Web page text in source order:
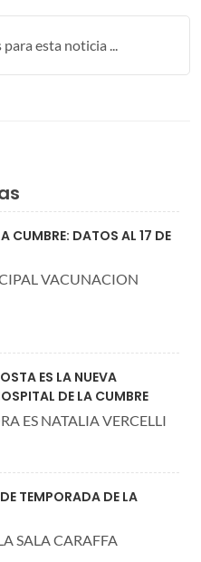
esta noticia ...
CUMBRE: DATOS AL 17 DE
VACUNACION
ES LA NUEVA
DE LA CUMBRE
ES NATALIA VERCELLI
TEMPORADA DE LA
SALA CARAFFA